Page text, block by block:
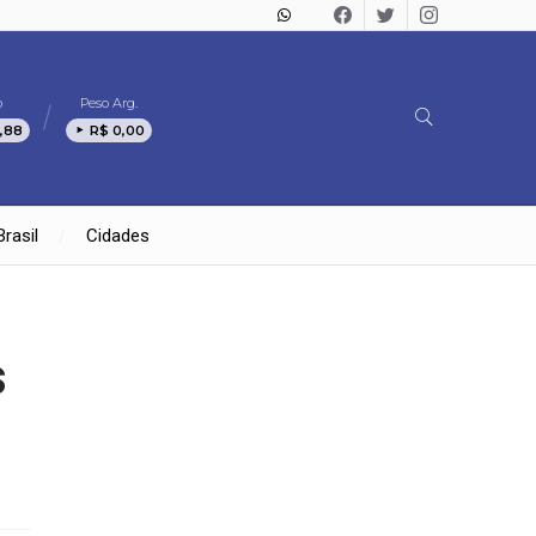
Peso Arg.
R$ 0,00
Cidades